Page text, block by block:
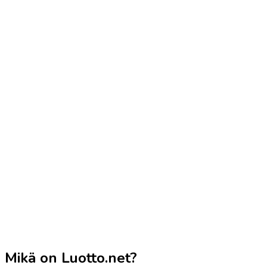
Mikä on Luotto.net?